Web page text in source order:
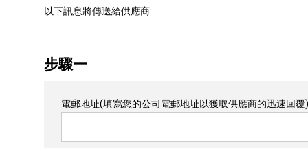
以下訊息將傳送給供應商:
步驟一
電郵地址(填寫您的公司電郵地址以獲取供應商的迅速回覆)